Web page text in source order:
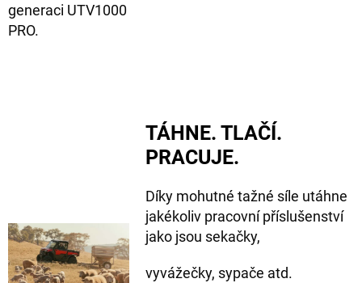
generaci UTV1000
PRO.
TÁHNE. TLAČÍ.
PRACUJE.
Díky mohutné tažné síle utáhne
jakékoliv pracovní příslušenství
jako jsou sekačky,
vyvážečky, sypače atd.